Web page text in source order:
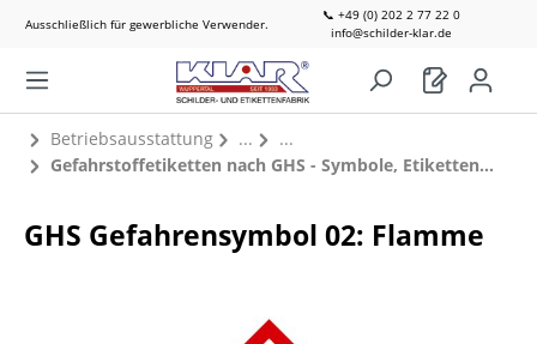
Ausschließlich für gewerbliche Verwender.
📞 +49 (0) 202 2 77 22 0
info@schilder-klar.de
Betriebsausstattung
Gefahrstoffetiketten nach GHS - Symbole, Etiketten einzeln
GHS Gefahrensymbol 02: Flamme